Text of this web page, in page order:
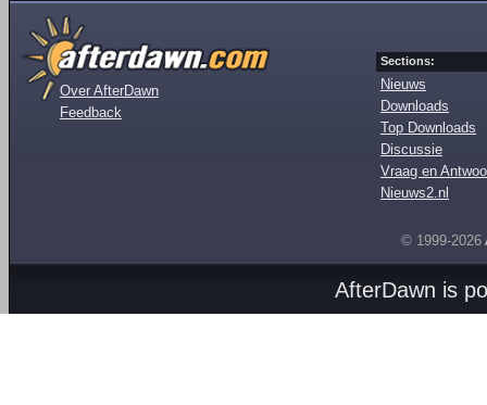
Over AfterDawn
Feedback
Sections:
Nieuws
Downloads
Top Downloads
Discussie
Vraag en
Nieuws2.nl
© 1999-2026
AfterDawn is